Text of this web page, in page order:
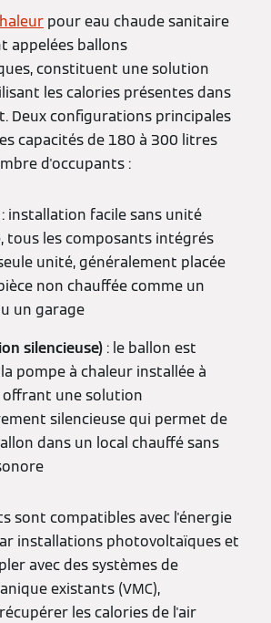
pour eau chaude sanitaire
appelées ballons
constituent une solution
les calories présentes dans
Deux configurations principales
capacités de 180 à 300 litres
d'occupants :
: installation facile sans unité
tous les composants intégrés
unité, généralement placée
non chauffée comme un
un garage
silencieuse) : le ballon est
pompe à chaleur installée à
offrant une solution
silencieuse qui permet de
dans un local chauffé sans
sont compatibles avec l'énergie
installations photovoltaïques et
avec des systèmes de
existants (VMC),
les calories de l'air